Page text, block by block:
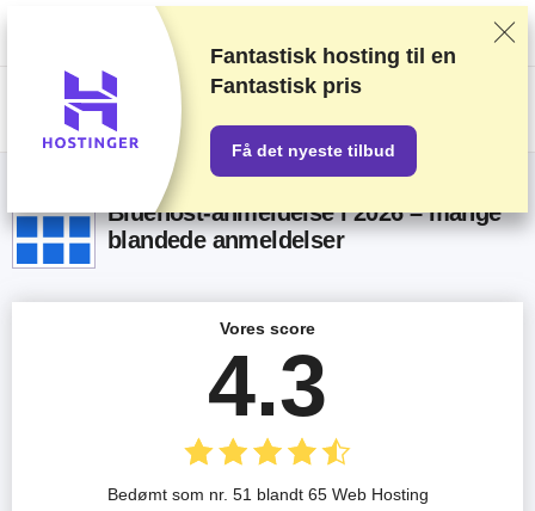
Vi rangerer forhandlere baseret på strenge tests og research, tager også
højde for din feedback og vores kommercielle aftaler med udbydere.
Denne side indeholder affiliate links.Marketings Offentliggørelse
Bluehost-anmeldelse i 2026 – mange
blandede anmeldelser
Vores score
4.3
Bedømt som nr. 51 blandt 65 Web Hosting
Fantastisk hosting til en
Fantastisk pris
Få det nyeste tilbud